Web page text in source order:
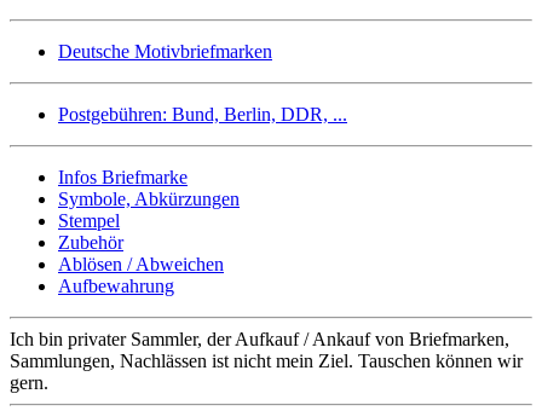
Deutsche Motivbriefmarken
Postgebühren: Bund, Berlin, DDR, ...
Infos Briefmarke
Symbole, Abkürzungen
Stempel
Zubehör
Ablösen / Abweichen
Aufbewahrung
Ich bin privater Sammler, der Aufkauf / Ankauf von Briefmarken,
Sammlungen, Nachlässen ist nicht mein Ziel. Tauschen können wir
gern.